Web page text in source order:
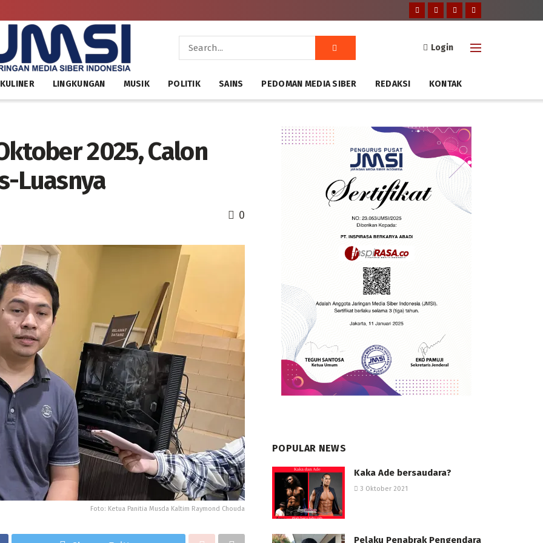
Login
KULINER LINGKUNGAN MUSIK POLITIK SAINS PEDOMAN MEDIA SIBER REDAKSI KONTAK
2025, Calon
Luasnya
0
Foto: Ketua Panitia Musda Kaltim Raymond Chouda
POPULAR NEWS
Kaka Ade bersaudara?
3 Oktober 2021
Pelaku Penabrak Pengendara